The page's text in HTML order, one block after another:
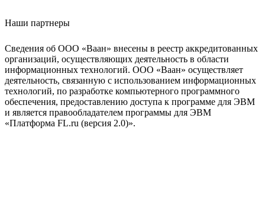
Наши партнеры
Сведения об ООО «Ваан» внесены в реестр аккредитованных
организаций, осуществляющих деятельность в области
информационных технологий. ООО «Ваан» осуществляет
деятельность, связанную с использованием информационных
технологий, по разработке компьютерного программного
обеспечения, предоставлению доступа к программе для ЭВМ
и является правообладателем программы для ЭВМ
«Платформа FL.ru (версия 2.0)».